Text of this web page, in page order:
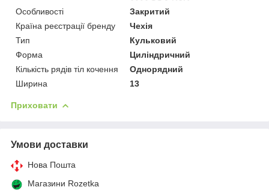
Особливості
Закритий
Країна реєстрації бренду
Чехія
Тип
Кульковий
Форма
Циліндричний
Кількість рядів тіл кочення
Однорядний
Ширина
13
Приховати
Умови доставки
Нова Пошта
Магазини Rozetka